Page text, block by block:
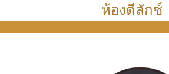
ห้องดีลักซ์